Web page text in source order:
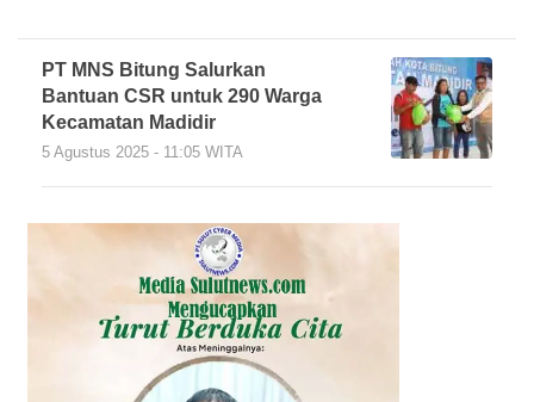
PT MNS Bitung Salurkan
Bantuan CSR untuk 290 Warga
Kecamatan Madidir
5 Agustus 2025 - 11:05 WITA